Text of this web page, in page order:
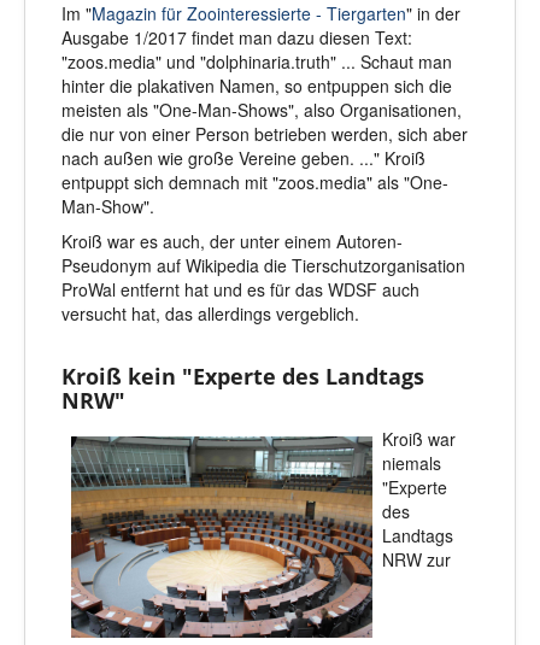
Im "Magazin für Zoointeressierte - Tiergarten" in der
Ausgabe 1/2017 findet man dazu diesen Text:
"zoos.media" und "dolphinaria.truth" ... Schaut man
hinter die plakativen Namen, so entpuppen sich die
meisten als "One-Man-Shows", also Organisationen,
die nur von einer Person betrieben werden, sich aber
nach außen wie große Vereine geben. ..." Kroiß
entpuppt sich demnach mit "zoos.media" als "One-
Man-Show".
Kroiß war es auch, der unter einem Autoren-
Pseudonym auf Wikipedia die Tierschutzorganisation
ProWal entfernt hat und es für das WDSF auch
versucht hat, das allerdings vergeblich.
Kroiß kein "Experte des Landtags
NRW"
Kroiß war
niemals
"Experte
des
Landtags
NRW zur